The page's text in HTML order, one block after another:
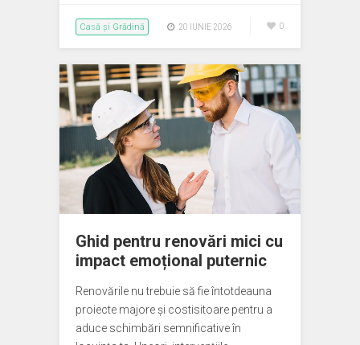
Casă și Grădină 20 IUNIE 2026 0
Ghid pentru renovări mici cu
impact emoțional puternic
Renovările nu trebuie să fie întotdeauna
proiecte majore și costisitoare pentru a
aduce schimbări semnificative în